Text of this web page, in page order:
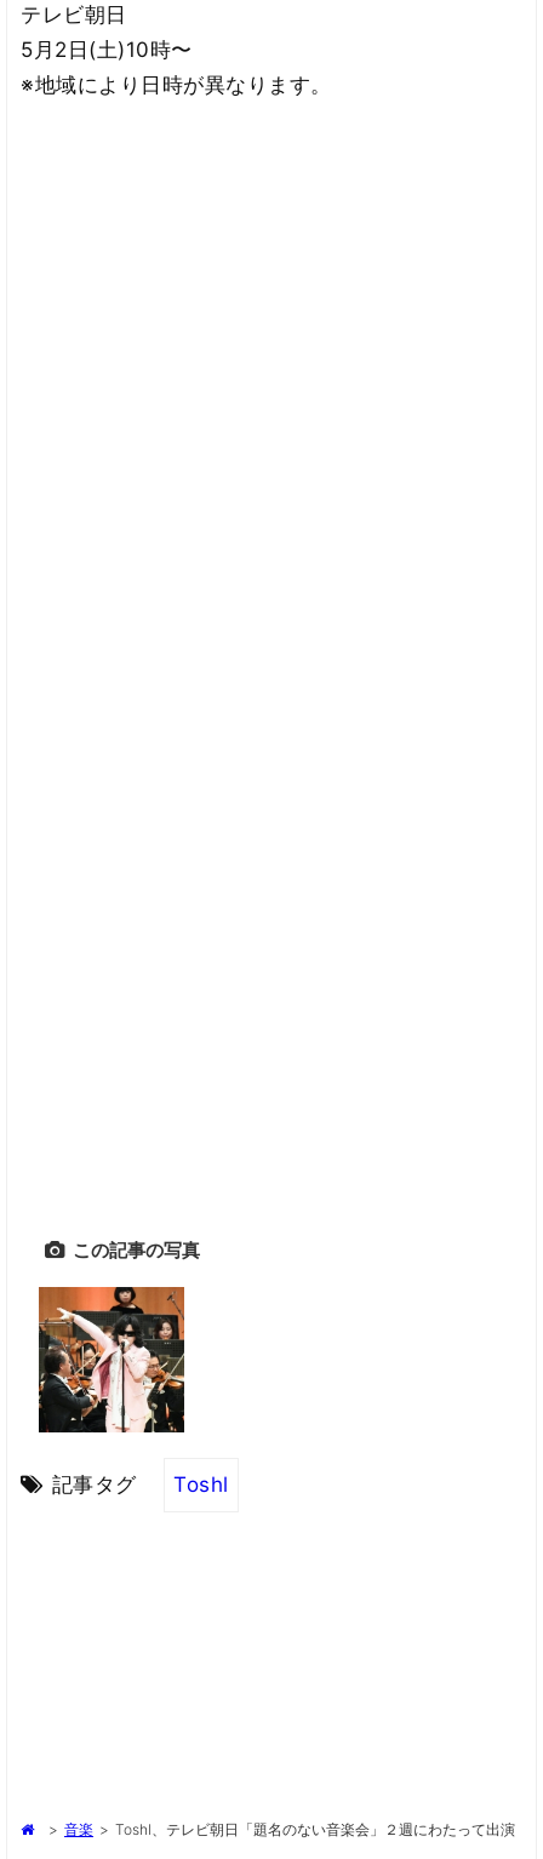
テレビ朝日
5月2日(土)10時〜
※地域により日時が異なります。
この記事の写真
記事タグ Toshl
> 音楽 > Toshl、テレビ朝日「題名のない音楽会」２週にわたって出演